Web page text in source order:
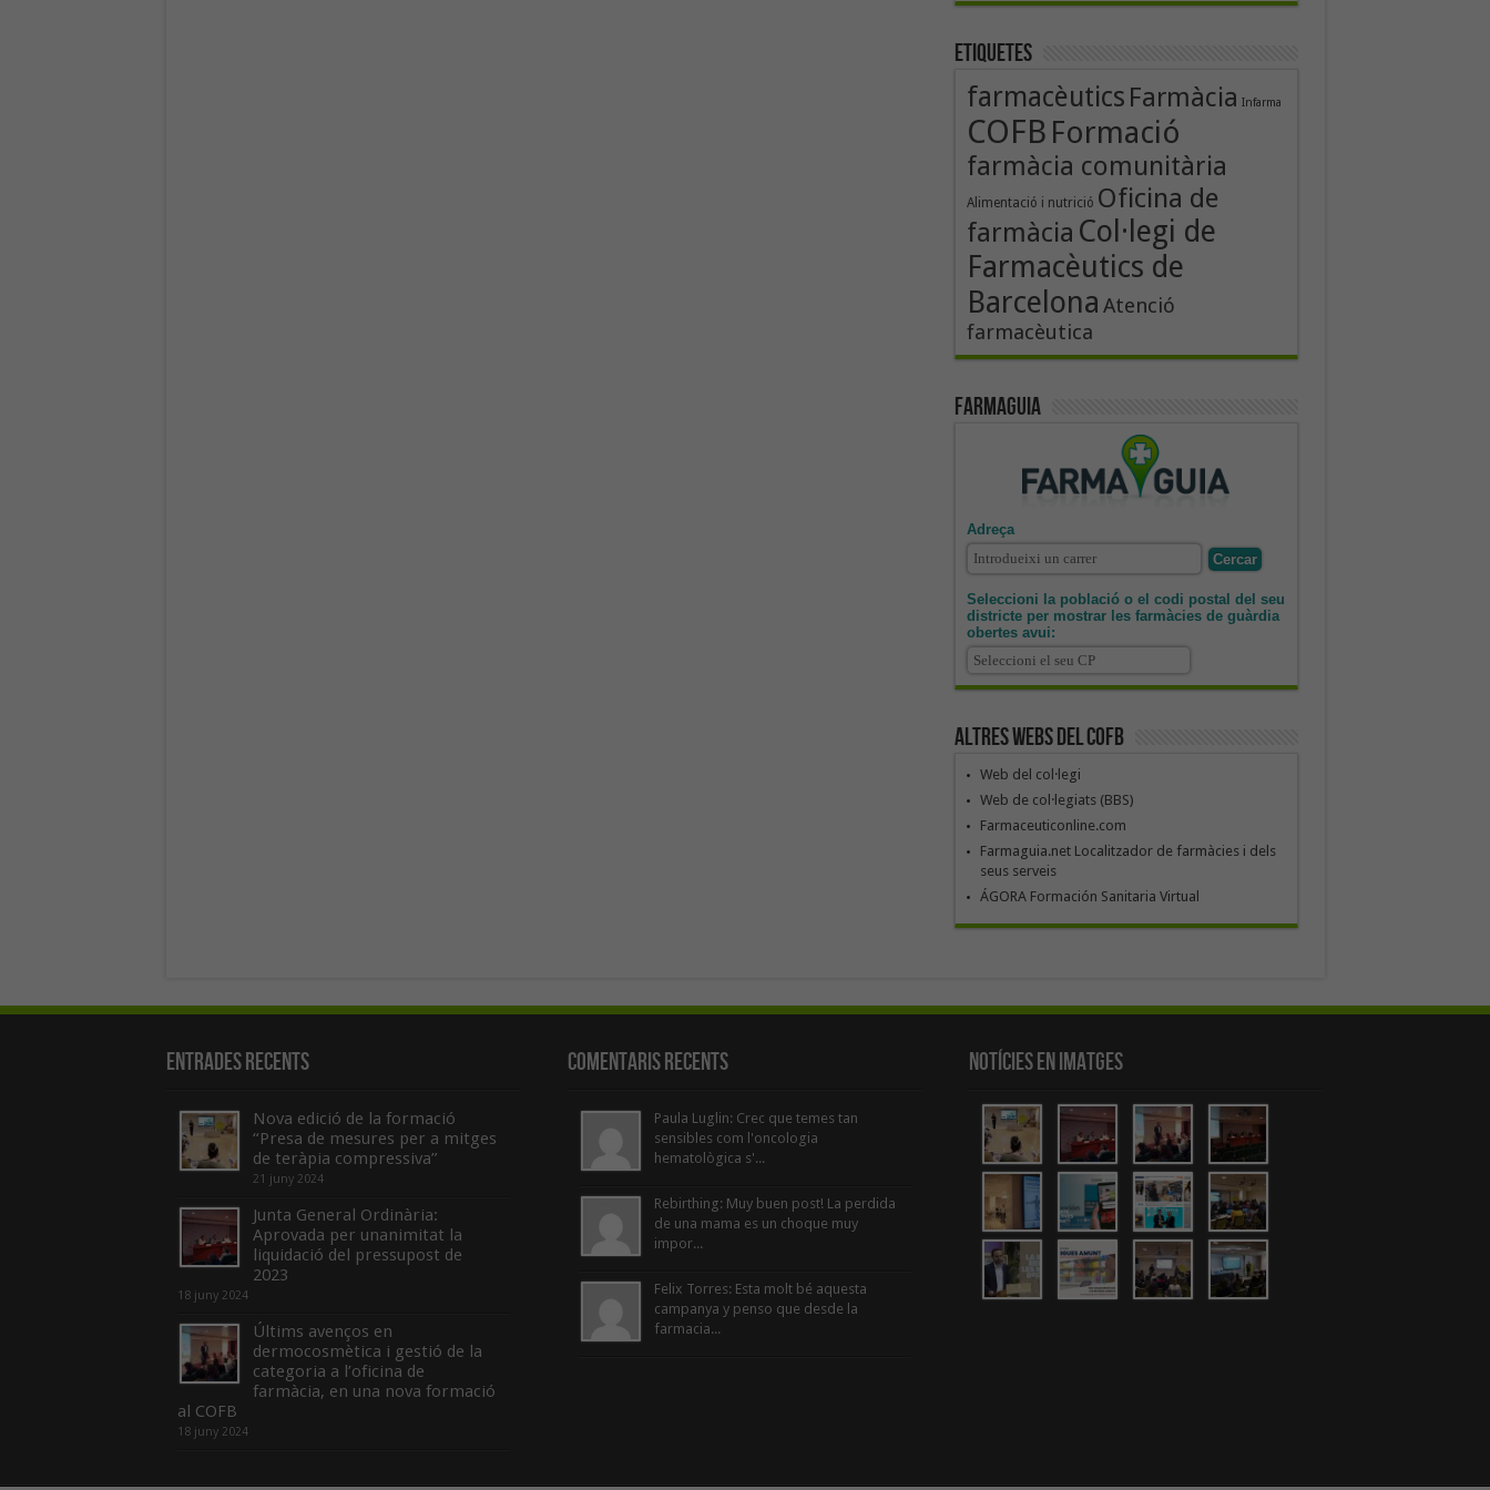
Etiquetes
farmacèutics Farmàcia Infarma
COFB Formació
farmàcia comunitària
Alimentació i nutrició Oficina de
farmàcia Col·legi de
Farmacèutics de
Barcelona Atenció
farmacèutica
Farmaguia
Adreça
Seleccioni la població o el codi postal del seu
districte per mostrar les farmàcies de guàrdia
obertes avui:
Altres webs del COFB
Web del col·legi
Web de col·legiats (BBS)
Farmaceuticonline.com
Farmaguia.net Localitzador de farmàcies i dels
seus serveis
ÁGORA Formación Sanitaria Virtual
Entrades recents
Nova edició de la formació
“Presa de mesures per a mitges
de teràpia compressiva”
21 juny 2024
Junta General Ordinària:
Aprovada per unanimitat la
liquidació del pressupost de
2023
18 juny 2024
Últims avenços en
dermocosmètica i gestió de la
categoria a l’oficina de
farmàcia, en una nova formació
al COFB
18 juny 2024
Comentaris Recents
Paula Luglin: Crec que temes tan
sensibles com l'oncologia
hematològica s'...
Rebirthing: Muy buen post! La perdida
de una mama es un choque muy
impor...
Felix Torres: Esta molt bé aquesta
campanya y penso que desde la
farmacia...
Notícies en Imatges